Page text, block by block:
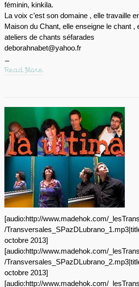
féminin, kinkila.
La voix c’est son domaine , elle travaille
Maison du Chant, elle enseigne le chant
ateliers de chants séfarades
deborahnabet@yahoo.fr
Read More
[audio:http://www.madehok.com/
/
octobre 2013]
[audio:http://www.madehok.com/
/
octobre 2013]
[audio:http://www.madehok.com/